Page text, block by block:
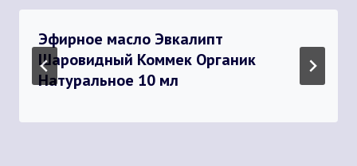
Эфирное масло Эвкалипт
Шаровидный Коммек Органик
Натуральное 10 мл